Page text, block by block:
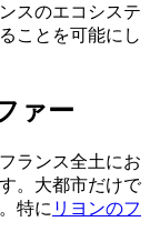
スのエコシステ
ことを可能にし
ァー
ランス全土にお
。大都市だけで
特に リヨンのフ